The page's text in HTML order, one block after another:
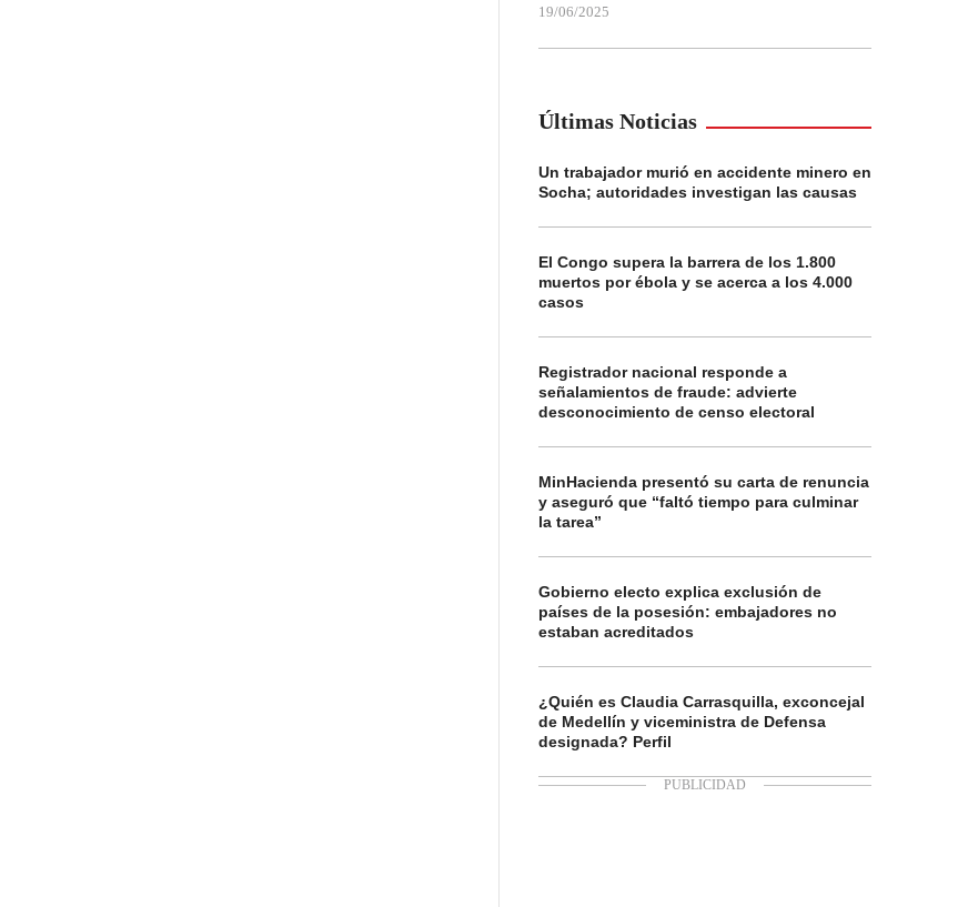
19/06/2025
Últimas Noticias
Un trabajador murió en accidente minero en
Socha; autoridades investigan las causas
El Congo supera la barrera de los 1.800
muertos por ébola y se acerca a los 4.000
casos
Registrador nacional responde a
señalamientos de fraude: advierte
desconocimiento de censo electoral
MinHacienda presentó su carta de renuncia
y aseguró que “faltó tiempo para culminar
la tarea”
Gobierno electo explica exclusión de
países de la posesión: embajadores no
estaban acreditados
¿Quién es Claudia Carrasquilla, exconcejal
de Medellín y viceministra de Defensa
designada? Perfil